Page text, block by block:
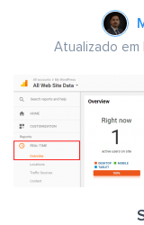
Atualizado em